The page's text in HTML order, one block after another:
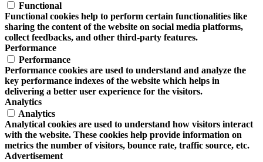
Functional
Functional cookies help to perform certain functionalities like
sharing the content of the website on social media platforms,
collect feedbacks, and other third-party features.
Performance
Performance
Performance cookies are used to understand and analyze the
key performance indexes of the website which helps in
delivering a better user experience for the visitors.
Analytics
Analytics
Analytical cookies are used to understand how visitors interact
with the website. These cookies help provide information on
metrics the number of visitors, bounce rate, traffic source, etc.
Advertisement